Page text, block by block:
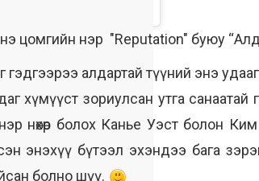
цомгийн нэр "Reputation" буюу
алдартай түүний энэ
хүмүүст зориулсан утга
нөхөр болох Канье Уэст болон
энэхүү бүтээл эхэндээ бага
болно шүү.